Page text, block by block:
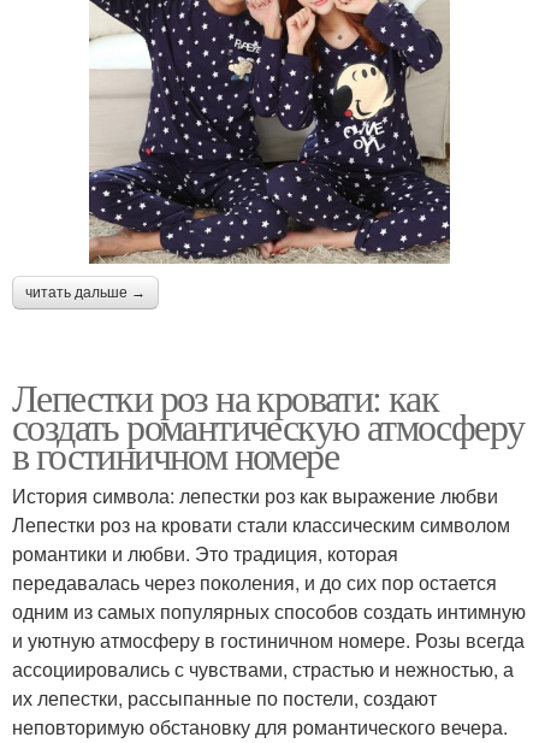
читать дальше →
Лепестки роз на кровати: как
создать романтическую атмосферу
в гостиничном номере
История символа: лепестки роз как выражение любви
Лепестки роз на кровати стали классическим символом
романтики и любви. Это традиция, которая
передавалась через поколения, и до сих пор остается
одним из самых популярных способов создать интимную
и уютную атмосферу в гостиничном номере. Розы всегда
ассоциировались с чувствами, страстью и нежностью, а
их лепестки, рассыпанные по постели, создают
неповторимую обстановку для романтического вечера.